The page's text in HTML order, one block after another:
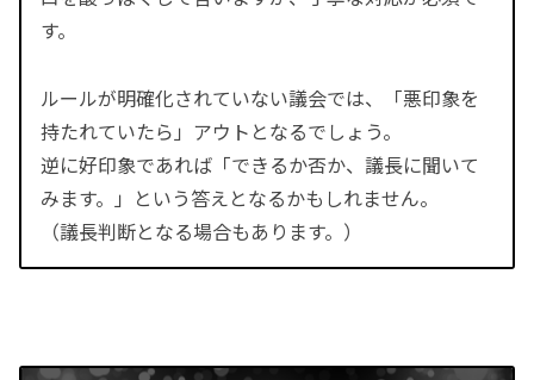
す。
ルールが明確化されていない議会では、「悪印象を
持たれていたら」アウトとなるでしょう。
逆に好印象であれば「できるか否か、議長に聞いて
みます。」という答えとなるかもしれません。
（議長判断となる場合もあります。）